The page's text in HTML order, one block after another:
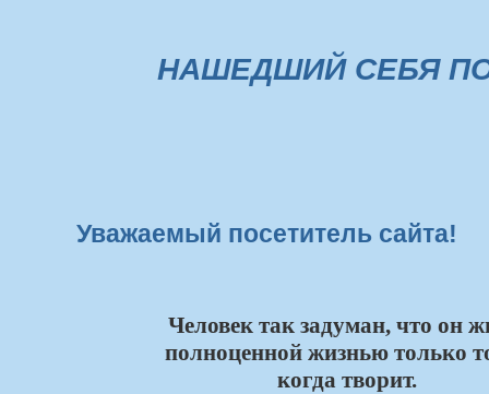
НАШЕДШИЙ СЕБЯ
Уважаемый посетитель сайта!
Человек так задуман, что он
полноценной жизнью только
когда творит.